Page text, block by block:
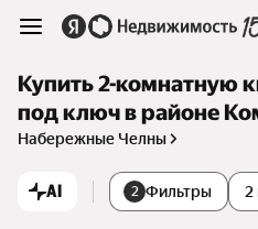
Купить 2-комнатную
под ключ в районе
Набережные Челны
AI 2 Фильтры 2